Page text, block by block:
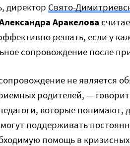
директор Свято-
Аракелова
решать, если у
сопровождение после
не является
родителей, —
которые понимают,
поддерживать
помощь в